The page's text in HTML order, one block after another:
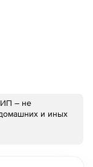
ИП – не
и иных